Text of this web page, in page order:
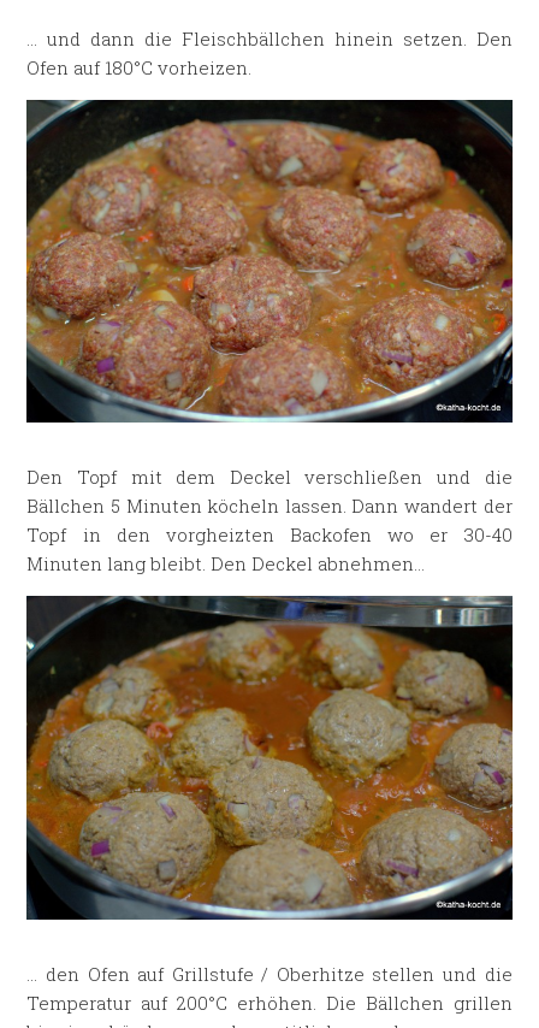
… und dann die Fleischbällchen hinein setzen. Den
Ofen auf 180°C vorheizen.
Den Topf mit dem Deckel verschließen und die
Bällchen 5 Minuten köcheln lassen. Dann wandert der
Topf in den vorgheizten Backofen wo er 30-40
Minuten lang bleibt. Den Deckel abnehmen…
… den Ofen auf Grillstufe / Oberhitze stellen und die
Temperatur auf 200°C erhöhen. Die Bällchen grillen